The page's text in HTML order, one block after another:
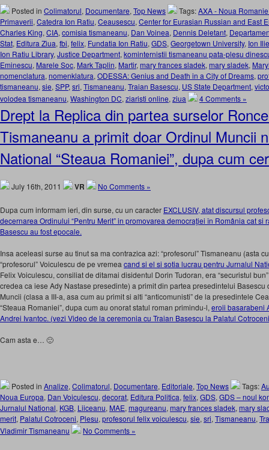
Posted in Colimatorul, Documentare, Top News Tags:AXA - Noua
Primaverii, Catedra Ion Ratiu, Ceausescu, Center for Eurasian Russian and East
Charles King, CIA, comisia tismaneanu, Dan Voinea, Dennis Deletant,
Stat, Editura Ziua, fbi, felix, Fundatia Ion Ratiu, GDS, Georgetown University, Ion
Ion Ratiu Library, Justice Department, kominternistii tismaneanu pata-plesu
Eminescu, Marele Soc, Mark Taplin, Martir, mary frances sladek, mary sladek,
nomenclatura, nomenklatura, ODESSA: Genius and Death in a City of Dreams,
tismaneanu, sie, SPP, sri, Tismaneanu, Traian Basescu, US State Department,
volodea tismaneanu, Washington DC, ziaristi online, ziua 4 Comments »
Drept la Replica din partea surselor
Tismaneanu a primit doar Ordinul Muncii
National “Steaua Romaniei”, dupa cum
July 16th, 2011 VR No Comments »
Dupa cum informam ieri, din surse, cu un caracter EXCLUSIV, atat discursul
decernarea Ordinului “Pentru Merit” in promovarea democraţiei în România cat si
Basescu au fost epocale.
Insa aceleasi surse au tinut sa ma contrazica azi: “profesorul” Tismaneanu (asta
“profesorul” Voiculescu de pe vremea cand si el si sotia lucrau pentru Jurnalul
Felix Voiculescu, consiliat de ditamai disidentul Dorin Tudoran, era “securistul
credea ca iese Ady Nastase presedinte) a primit din partea presedintelui
Muncii (clasa a III-a, asa cum au primit si alti “anticomunisti” de la presedintele
“Steaua Romaniei”, dupa cum au onorat statul roman primindu-l, eroii basarabeni
Andrei Ivantoc. (vezi Video de la ceremonia cu Traian Basescu la Palatul
Cam asta e… 🙂
Posted in Analize, Colimatorul, Documentare, Editoriale, Top News Tags:
Noua Europa, Dan Voiculescu, decorat, Editura Politica, felix, GDS, GDS – noul
Jurnalul National, KGB, Liiceanu, MAE, magureanu, mary frances sladek, mary
merit, Palatul Cotroceni, Plesu, profesorul felix voiculescu, sie, sri, Tismaneanu,
Vladimir Tismaneanu
No Comments »